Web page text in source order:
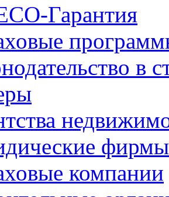
Гарантия
в
фирмы
компании